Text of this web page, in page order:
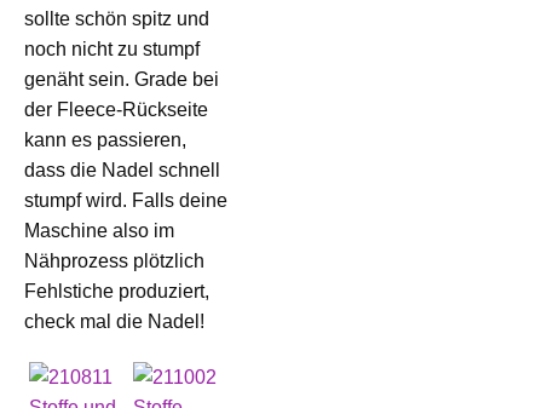
sollte schön spitz und
noch nicht zu stumpf
genäht sein. Grade bei
der Fleece-Rückseite
kann es passieren,
dass die Nadel schnell
stumpf wird. Falls deine
Maschine also im
Nähprozess plötzlich
Fehlstiche produziert,
check mal die Nadel!